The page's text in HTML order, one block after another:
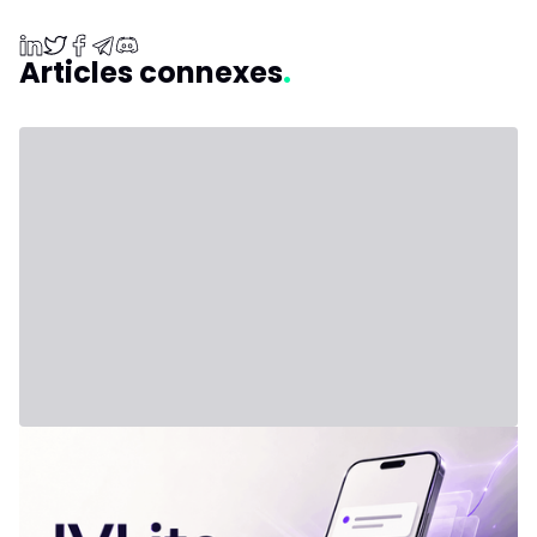
Articles connexes
IVLite : l'essentiel d'IVT en notifications, à 29€ par mois Les
plans clairs, les briefs et les débriefs de marché, livrés sur
ton téléphone et ton ordinateur. Rien d'autre. Le problème,